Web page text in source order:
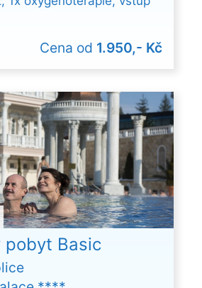
Cena od 1.950,- Kč
pobyt Basic